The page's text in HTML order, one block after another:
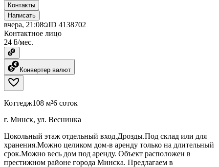
Контакты
Написать
вчера, 21:08 ID 4138702
Контактное лицо
24 ƃ/мес.
Конвертер валют
Коттедж108 м²6 соток
г. Минск, ул. Веснинка
Цокольный этаж отдельный вход.Дрозды.Под склад или для
хранения.Можно целиком дом-в аренду только на длительный
срок.Можно весь дом под аренду. Объект расположен в
престижном районе города Минска. Предлагаем в